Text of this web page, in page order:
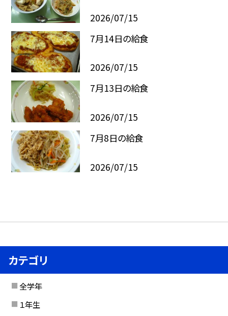
2026/07/15
7月14日の給食
2026/07/15
7月13日の給食
2026/07/15
7月8日の給食
2026/07/15
カテゴリ
全学年
１年生